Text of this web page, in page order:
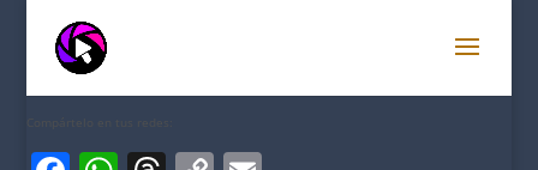
Compártelo en tus redes: